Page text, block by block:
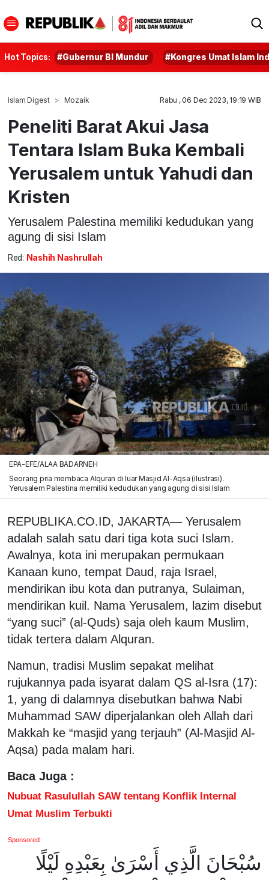
Hot Topics: #Gubernur BI Mundur #Kongres Umat Islam
Islam Digest Mozaik Rabu , 06 Dec 2023, 19:19 WIB
Peneliti Barat Akui Jasa
Tentara Islam Buka Kembali
Yerusalem untuk Yahudi dan
Kristen
Yerusalem Palestina memiliki kedudukan yang
agung di sisi Islam
Red: Nashih Nashrullah
EPA-EFE/ALAA BADARNEH
Seorang pria membaca Alquran di luar Masjid Al-Aqsa (ilustrasi).
Yerusalem Palestina memiliki kedudukan yang agung di sisi Islam
REPUBLIKA.CO.ID, JAKARTA— Yerusalem
adalah salah satu dari tiga kota suci Islam.
Awalnya, kota ini merupakan permukaan
Kanaan kuno, tempat Daud, raja Israel,
mendirikan ibu kota dan putranya, Sulaiman,
mendirikan kuil. Nama Yerusalem, lazim disebut
“yang suci” (al-Quds) saja oleh kaum Muslim,
tidak tertera dalam Alquran.
Namun, tradisi Muslim sepakat melihat
rujukannya pada isyarat dalam QS al-Isra (17):
1, yang di dalamnya disebutkan bahwa Nabi
Muhammad SAW diperjalankan oleh Allah dari
Makkah ke “masjid yang terjauh” (Al-Masjid Al-
Aqsa) pada malam hari.
Baca Juga :
Nubuat Rasulullah SAW tentang Konflik Internal
Umat Muslim Terbukti
Sponsored
سُبْحَانَ الَّذِي أَسْرَىٰ بِعَبْدِهِ لَيْلًا